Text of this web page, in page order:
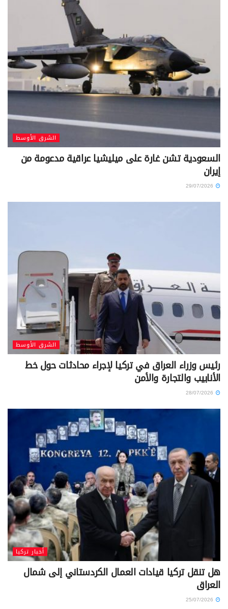
الشرق الأوسط
السعودية تشن غارة على ميليشيا عراقية مدعومة من
إيران
29/07/2026
الشرق الأوسط
رئيس وزراء العراق في تركيا لإجراء محادثات حول خط
الأنابيب والتجارة والأمن
28/07/2026
أخبار تركيا
هل تنقل تركيا قيادات العمال الكردستاني إلى شمال
العراق
25/07/2026